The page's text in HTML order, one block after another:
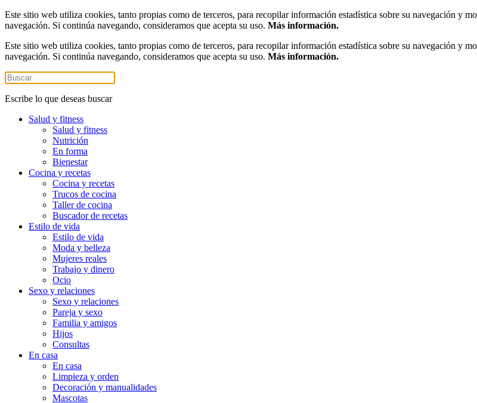
Este sitio web utiliza cookies, tanto propias como de terceros, para recopilar información estadística sobre su navegación y
navegación. Si continúa navegando, consideramos que acepta su uso. Más información.
Este sitio web utiliza cookies, tanto propias como de terceros, para recopilar información estadística sobre su navegación y
navegación. Si continúa navegando, consideramos que acepta su uso. Más información.
Escribe lo que deseas buscar
Salud y fitness
Salud y fitness
Nutrición
En forma
Bienestar
Cocina y recetas
Cocina y recetas
Trucos de cocina
Taller de cocina
Buscador de recetas
Estilo de vida
Estilo de vida
Moda y belleza
Mujeres reales
Trabajo y dinero
Ocio
Sexo y relaciones
Sexo y relaciones
Pareja y sexo
Familia y amigos
Hijos
Consultas
En casa
En casa
Limpieza y orden
Decoración y manualidades
Mascotas